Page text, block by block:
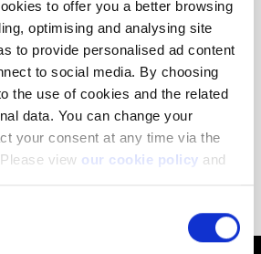
to offer you a better browsing
optimising and analysing site
to provide personalised ad content
to social media. By choosing
the use of cookies and the related
data. You can change your
your consent at any time via the
view our cookie policy and
pas ce que
cherchez ?
en contact avec un conseiller.